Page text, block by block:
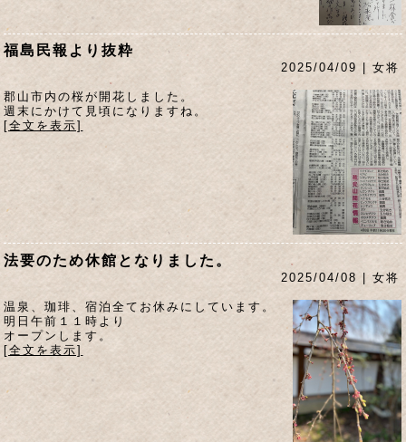
福島民報より抜粋
2025/04/09 | 女将
郡山市内の桜が開花しました。
週末にかけて見頃になりますね。
[全文を表示]
法要のため休館となりました。
2025/04/08 | 女将
温泉、珈琲、宿泊全てお休みにしています。
明日午前１１時より
オープンします。
[全文を表示]